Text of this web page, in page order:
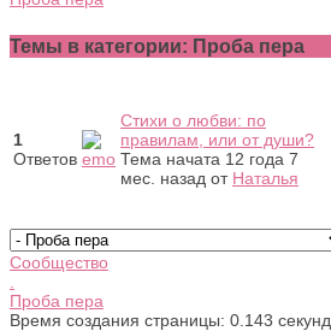
Темы в категории: Проба пера
1
Ответов
Стихи о любви: по
правилам, или от души?
Тема начата 12 года 7
мес. назад от Наталья
Сообщество
Проба пера
Время создания страницы: 0.143 секунд